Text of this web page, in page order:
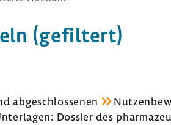
(gefil­tert)
abge­schlos­senen
Dossier des